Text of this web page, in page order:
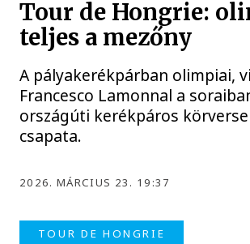
Tour de Hongrie:
teljes a mezőny
A pályakerékpárban olimpiai,
Francesco Lamonnal a
országúti kerékpáros
csapata.
2026. MÁRCIUS 23. 19:37
TOUR DE HONGRIE